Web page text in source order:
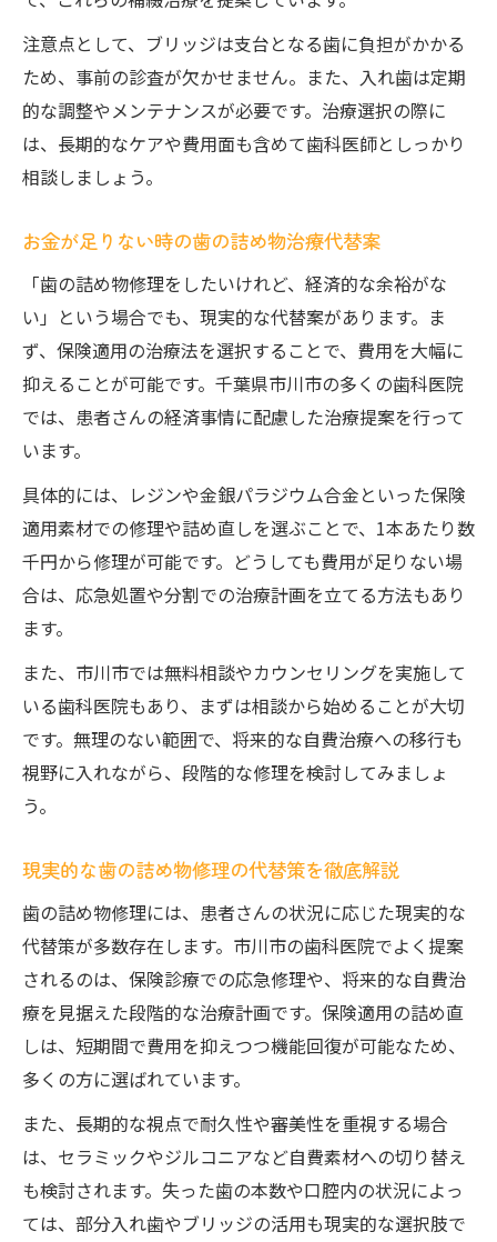
注意点として、ブリッジは支台となる歯に負担がかかる
ため、事前の診査が欠かせません。また、入れ歯は定期
的な調整やメンテナンスが必要です。治療選択の際に
は、長期的なケアや費用面も含めて歯科医師としっかり
相談しましょう。
お金が足りない時の歯の詰め物治療代替案
「歯の詰め物修理をしたいけれど、経済的な余裕がな
い」という場合でも、現実的な代替案があります。ま
ず、保険適用の治療法を選択することで、費用を大幅に
抑えることが可能です。千葉県市川市の多くの歯科医院
では、患者さんの経済事情に配慮した治療提案を行って
います。
具体的には、レジンや金銀パラジウム合金といった保険
適用素材での修理や詰め直しを選ぶことで、1本あたり数
千円から修理が可能です。どうしても費用が足りない場
合は、応急処置や分割での治療計画を立てる方法もあり
ます。
また、市川市では無料相談やカウンセリングを実施して
いる歯科医院もあり、まずは相談から始めることが大切
です。無理のない範囲で、将来的な自費治療への移行も
視野に入れながら、段階的な修理を検討してみましょ
う。
現実的な歯の詰め物修理の代替策を徹底解説
歯の詰め物修理には、患者さんの状況に応じた現実的な
代替策が多数存在します。市川市の歯科医院でよく提案
されるのは、保険診療での応急修理や、将来的な自費治
療を見据えた段階的な治療計画です。保険適用の詰め直
しは、短期間で費用を抑えつつ機能回復が可能なため、
多くの方に選ばれています。
また、長期的な視点で耐久性や審美性を重視する場合
は、セラミックやジルコニアなど自費素材への切り替え
も検討されます。失った歯の本数や口腔内の状況によっ
ては、部分入れ歯やブリッジの活用も現実的な選択肢で